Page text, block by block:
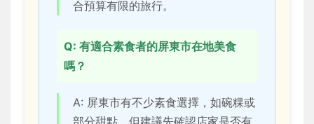
合預算有限的旅行。
Q: 有適合素食者的屏東市在地美食
嗎？
A: 屏東市有不少素食選擇，如碗粿或